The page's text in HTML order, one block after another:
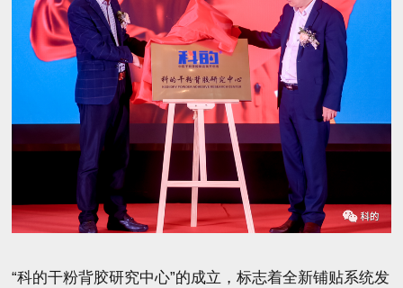
“科的干粉背胶研究中心”的成立，标志着全新铺贴系统发